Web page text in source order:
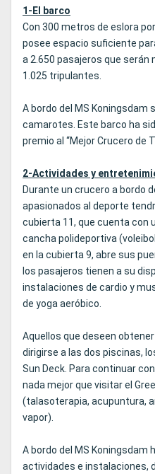
1-El barco
Con 300 metros de eslora
posee espacio suficiente
a 2.650 pasajeros que
1.025 tripulantes.
A bordo del MS Koningsdam
camarotes. Este barco ha
premio al “Mejor Crucero de
2-Actividades y
Durante un crucero a bordo
apasionados al deporte
cubierta 11, que cuenta con
cancha polideportiva
en la cubierta 9, abre sus
los pasajeros tienen a su
instalaciones de cardio y
de yoga aeróbico.
Aquellos que deseen
dirigirse a las dos piscinas,
Sun Deck. Para continuar
nada mejor que visitar el
(talasoterapia, acupuntura,
vapor).
A bordo del MS Koningsdam
actividades e instalaciones,